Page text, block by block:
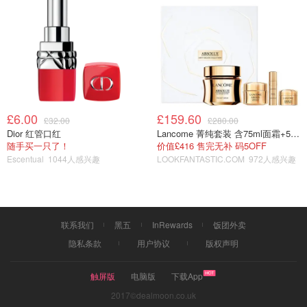
2️⃣原有的穿搭中添加柔和淡雅色系的单品或者配
柔和淡雅的颜色加入会让你看起来更有女人味。 在你原有
的穿搭里，可以把上衣换成柔和的色系（参考图如下）也可
以是下身，可以是包，也可以是鞋。全身的颜色搭配尽量做
到色系统一。( 不是所有的人上衣适合淡雅的色系，四季色
£6.00 £32.00
Dior 红管口红
随手买一只了！
Escentual 1044人感兴趣
£159.60 £280.00
Lancome 菁纯套装 含75ml面霜+5ml精华+5ml眼霜
价值£416 售完无补 码5OFF
LOOKFANTASTIC.COM 972人感兴趣
联系我们 黑五 InRewards
饭团外卖
隐私条款
用户协议 版权声明
触屏版 电脑版
下载App
2017©dealmoon.co.uk